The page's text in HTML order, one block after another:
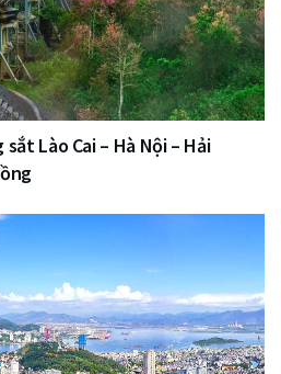
Lào Cai – Hà Nội – Hải